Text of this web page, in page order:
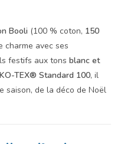
Booli (100 % coton, 150
charme avec ses
festifs aux tonsblanc et
TEX® Standard 100, il
saison, de la déco de Noël